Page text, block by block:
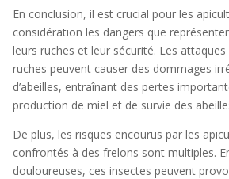
En conclusion, il est crucial pour les
considération les dangers que
leurs ruches et leur sécurité. Les
ruches peuvent causer des dommages
d’abeilles, entraînant des pertes
production de miel et de survie des
De plus, les risques encourus par les
confrontés à des frelons sont multiples.
douloureuses, ces insectes peuvent